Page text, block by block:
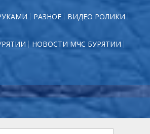
РАЗНОЕ ВИДЕО РОЛИКИ
НОВОСТИ МЧС БУРЯТИИ